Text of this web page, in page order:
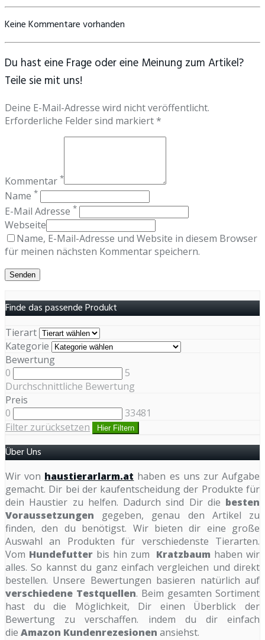
Keine Kommentare vorhanden
Du hast eine Frage oder eine Meinung zum Artikel?
Teile sie mit uns!
Deine E-Mail-Adresse wird nicht veröffentlicht.
Erforderliche Felder sind markiert *
Kommentar *
Name *
E-Mail Adresse *
Webseite
Name, E-Mail-Adresse und Website in diesem Browser
für meinen nächsten Kommentar speichern.
Finde das passende Produkt
Tierart
Kategorie
Bewertung
0
5
Durchschnittliche Bewertung
Preis
0
33481
Filter zurücksetzen
Hier Filtern
Über Uns
Wir von haustierarlarm.at haben es uns zur Aufgabe
gemacht. Dir bei der kaufentscheidung der Produkte für
dein Haustier zu helfen. Dadurch sind Dir die besten
Voraussetzungen gegeben, genau den Artikel zu
finden, den du benötigst. Wir bieten dir eine große
Auswahl an Produkten für verschiedenste Tierarten.
Vom Hundefutter bis hin zum Kratzbaum haben wir
alles. So kannst du ganz einfach vergleichen und direkt
bestellen. Unsere Bewertungen basieren natürlich auf
verschiedene Testquellen. Beim gesamten Sortiment
hast du die Möglichkeit, Dir einen Überblick der
Bewertung zu verschaffen. indem du dir einfach
die Amazon Kundenrezesionen ansiehst.